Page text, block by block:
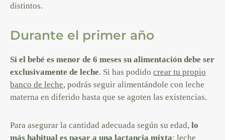
distintos.
Durante el primer año
Si el bebé es menor de 6 meses su alimentación debe ser
exclusivamente de leche. Si has podido crear tu propio
banco de leche, podrás seguir alimentándole con leche
materna en diferido hasta que se agoten las existencias.
Para asegurar la cantidad adecuada según su edad, lo
más habitual es pasar a una lactancia mixta: leche